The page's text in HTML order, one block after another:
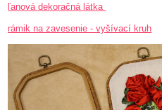
ľanová dekoračná látka
rámik na zavesenie - vyšívací kruh